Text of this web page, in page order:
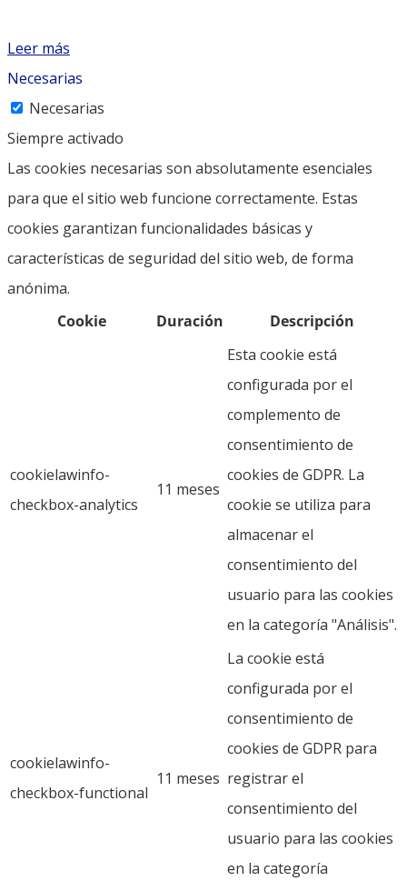
Leer más
Necesarias
Necesarias
Siempre activado
Las cookies necesarias son absolutamente esenciales
para que el sitio web funcione correctamente. Estas
cookies garantizan funcionalidades básicas y
características de seguridad del sitio web, de forma
anónima.
Cookie
Duración Descripción
cookielawinfo-
checkbox-analytics
11 meses
Esta cookie está
configurada por el
complemento de
consentimiento de
cookies de GDPR. La
cookie se utiliza para
almacenar el
consentimiento del
usuario para las cookies
en la categoría "Análisis".
cookielawinfo-
checkbox-functional
11 meses
La cookie está
configurada por el
consentimiento de
cookies de GDPR para
registrar el
consentimiento del
usuario para las cookies
en la categoría